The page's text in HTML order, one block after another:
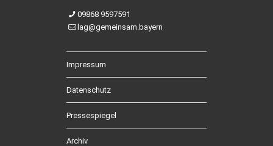
09868 9597591
lag@gemeinsam.bayern
Impressum
Datenschutz
Pressespiegel
Archiv